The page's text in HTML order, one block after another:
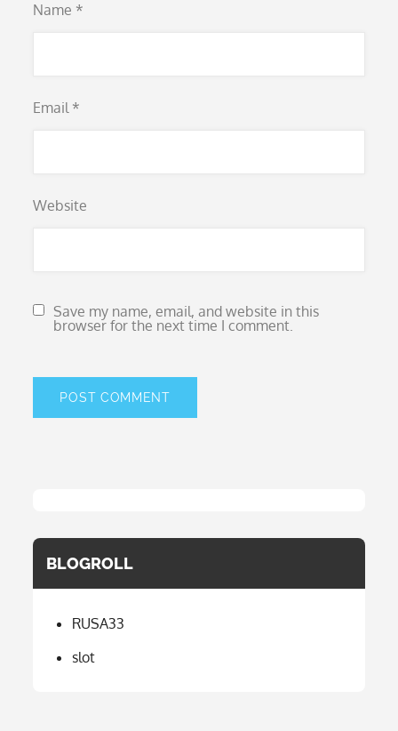
Name *
Email *
Website
Save my name, email, and website in this
browser for the next time I comment.
BLOGROLL
RUSA33
slot